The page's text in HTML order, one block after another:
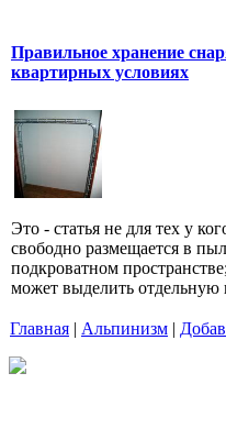
Правильное хранение
квартирных условиях
Это - статья не для тех у
свободно размещается в
подкроватном
может выделить отдельную
Главная | Альпинизм |